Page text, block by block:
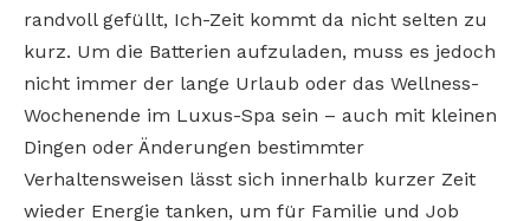
randvoll gefüllt, Ich-Zeit kommt da nicht selten zu
kurz. Um die Batterien aufzuladen, muss es jedoch
nicht immer der lange Urlaub oder das Wellness-
Wochenende im Luxus-Spa sein – auch mit kleinen
Dingen oder Änderungen bestimmter
Verhaltensweisen lässt sich innerhalb kurzer Zeit
wieder Energie tanken, um für Familie und Job